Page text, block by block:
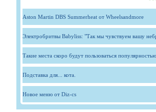
Aston Martin DBS Summerheat от Wheelsandmore
Электробритвы Babyliss: "Так мы чувствуем вашу
Такие места скоро будут пользоваться популярностью
Подставка для... кота.
Новое меню от Diz-cs